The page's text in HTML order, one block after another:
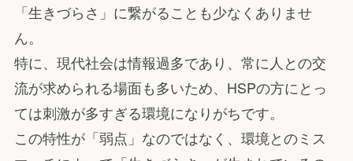
「生きづらさ」に繋がることも少なくありませ
ん。
特に、現代社会は情報過多であり、常に人との交
流が求められる場面も多いため、HSPの方にとっ
ては刺激が多すぎる環境になりがちです。
この特性が「弱点」なのではなく、環境とのミス